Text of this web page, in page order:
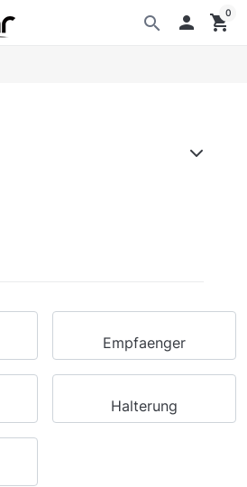
search  shopping_cart
0
Empfaenger
Halterung